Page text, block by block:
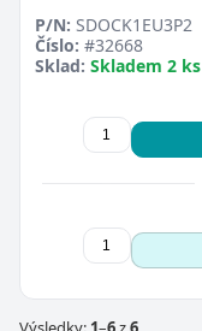
P/N: SDOCK1EU3P2
Číslo: #32668
Sklad: Skladem 2 ks